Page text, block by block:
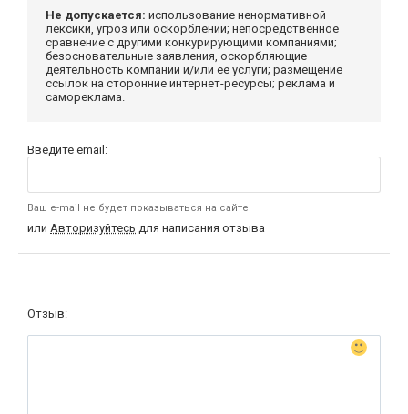
Не допускается: использование ненормативной
лексики, угроз или оскорблений; непосредственное
сравнение с другими конкурирующими компаниями;
безосновательные заявления, оскорбляющие
деятельность компании и/или ее услуги; размещение
ссылок на сторонние интернет-ресурсы; реклама и
самореклама.
Введите email:
Ваш e-mail не будет показываться на сайте
или Авторизуйтесь для написания отзыва
Отзыв: